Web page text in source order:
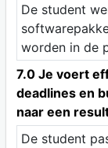
De student
worden in de
7.0 Je voert
deadlines en
naar een
De student